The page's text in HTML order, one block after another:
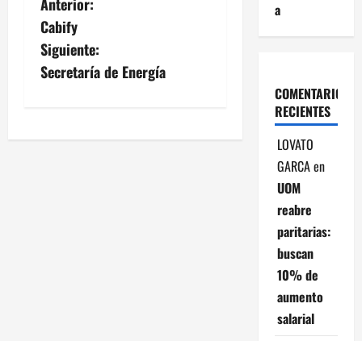
N
a
v
g
Cabify
Siguiente:
Secretaría de Energía
a
COMENTARIOS
RECIENTES
LOVATO
GARCAen
UOM
reabre
paritarias:
buscan
10% de
aumento
salarial